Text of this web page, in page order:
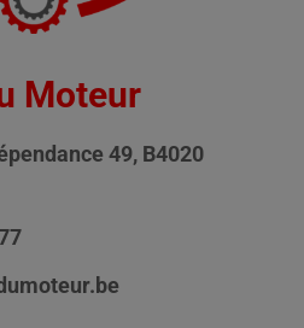
Moteur
49, B4020